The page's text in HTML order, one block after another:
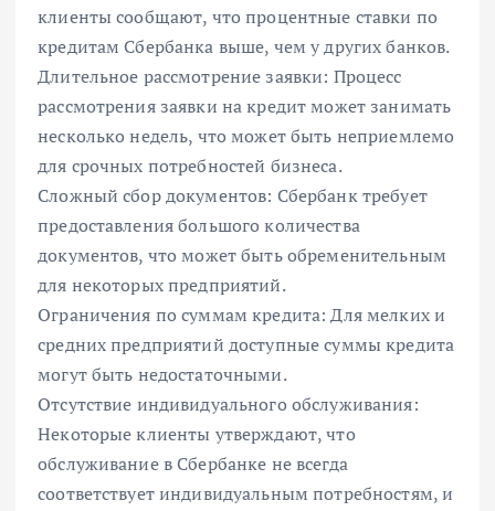
клиенты сообщают, что процентные ставки по
кредитам Сбербанка выше, чем у других банков.
Длительное рассмотрение заявки: Процесс
рассмотрения заявки на кредит может занимать
несколько недель, что может быть неприемлемо
для срочных потребностей бизнеса.
Сложный сбор документов: Сбербанк требует
предоставления большого количества
документов, что может быть обременительным
для некоторых предприятий.
Ограничения по суммам кредита: Для мелких и
средних предприятий доступные суммы кредита
могут быть недостаточными.
Отсутствие индивидуального обслуживания:
Некоторые клиенты утверждают, что
обслуживание в Сбербанке не всегда
соответствует индивидуальным потребностям, и